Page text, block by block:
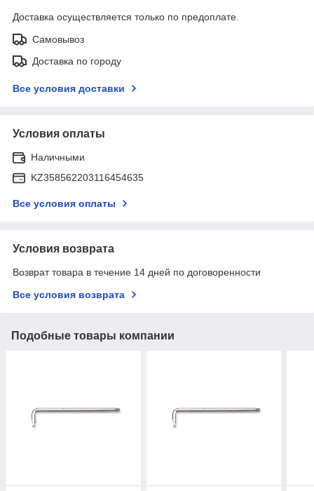
Доставка осуществляется только по предоплате.
Самовывоз
Доставка по городу
Все условия доставки
Условия оплаты
Наличными
KZ358562203116454635
Все условия оплаты
Условия возврата
Возврат товара в течение 14 дней по договоренности
Все условия возврата
Подобные товары компании